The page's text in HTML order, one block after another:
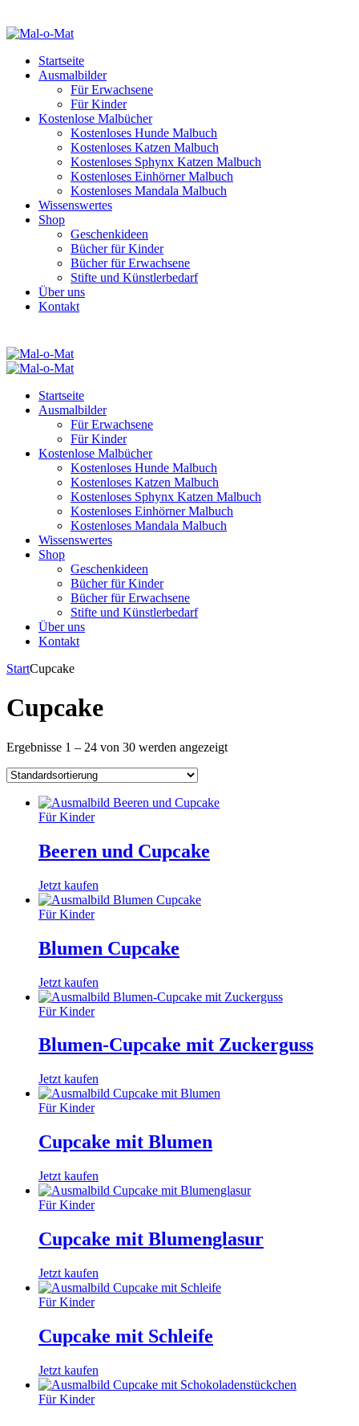
Startseite
Ausmalbilder
Für Erwachsene
Für Kinder
Kostenlose Malbücher
Kostenloses Hunde Malbuch
Kostenloses Katzen Malbuch
Kostenloses Sphynx Katzen Malbuch
Kostenloses Einhörner Malbuch
Kostenloses Mandala Malbuch
Wissenswertes
Shop
Geschenkideen
Bücher für Kinder
Bücher für Erwachsene
Stifte und Künstlerbedarf
Über uns
Kontakt
Startseite
Ausmalbilder
Für Erwachsene
Für Kinder
Kostenlose Malbücher
Kostenloses Hunde Malbuch
Kostenloses Katzen Malbuch
Kostenloses Sphynx Katzen Malbuch
Kostenloses Einhörner Malbuch
Kostenloses Mandala Malbuch
Wissenswertes
Shop
Geschenkideen
Bücher für Kinder
Bücher für Erwachsene
Stifte und Künstlerbedarf
Über uns
Kontakt
StartCupcake
Cupcake
Ergebnisse 1 – 24 von 30 werden angezeigt
Für Kinder
Beeren und Cupcake
Jetzt kaufen
Für Kinder
Blumen Cupcake
Jetzt kaufen
Für Kinder
Blumen-Cupcake mit Zuckerguss
Jetzt kaufen
Für Kinder
Cupcake mit Blumen
Jetzt kaufen
Für Kinder
Cupcake mit Blumenglasur
Jetzt kaufen
Für Kinder
Cupcake mit Schleife
Jetzt kaufen
Für Kinder